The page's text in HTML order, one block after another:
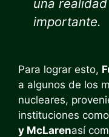
una
importante.
Para lograr esto,
a algunos de los
nucleares,
instituciones como
y McLarenasí